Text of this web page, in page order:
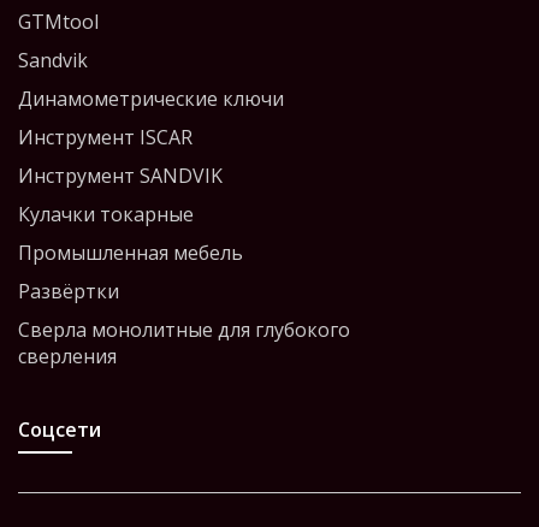
GTMtool
Sandvik
Динамометрические ключи
Инструмент ISCAR
Инструмент SANDVIK
Кулачки токарные
Промышленная мебель
Развёртки
Сверла монолитные для глубокого
сверления
Соцсети